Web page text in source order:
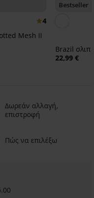
4
Mesh II
Bestseller
Brazil σλιπ
22,99 €
Δωρεάν αλλαγή,
επιστροφή
Πώς να επιλέξω